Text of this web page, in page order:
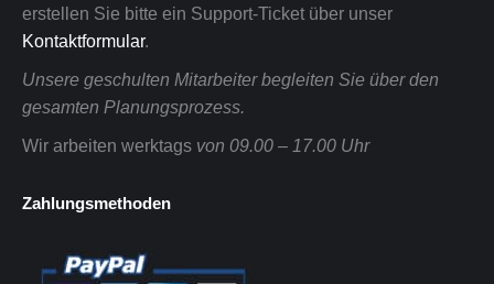
erstellen Sie bitte ein Support-Ticket über unser
Kontaktformular.
Unsere geschulten Mitarbeiter begleiten Sie über den
gesamten Planungsprozess.
Wir arbeiten werktags von 09.00 – 17.00 Uhr
Zahlungsmethoden